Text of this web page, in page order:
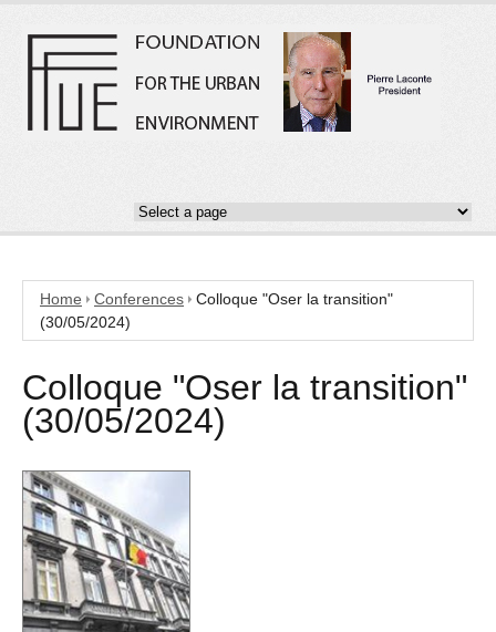
Home Conferences
Colloque "Oser la transition"
(30/05/2024)
Colloque "Oser la transition"
(30/05/2024)